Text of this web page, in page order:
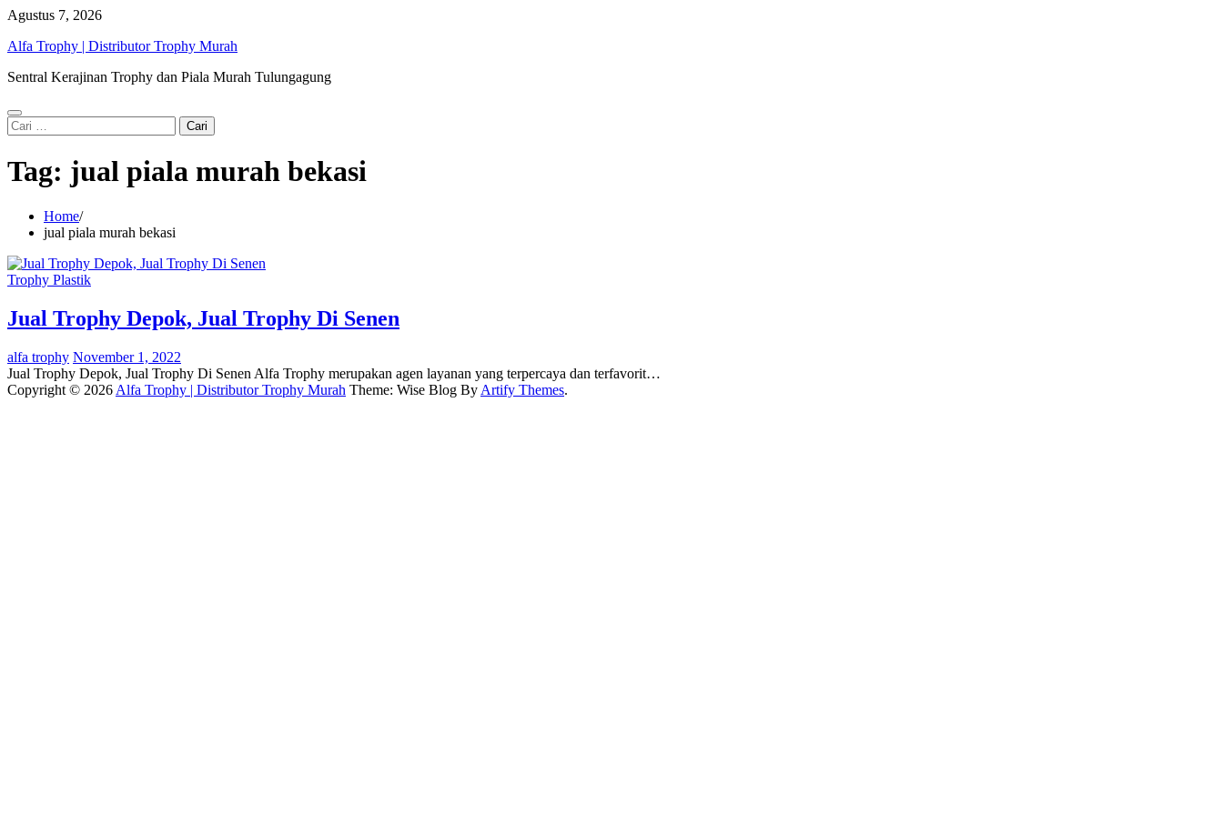
Skip
content
Agustus 7, 2026
Alfa Trophy | Distributor Trophy Murah
Sentral Kerajinan Trophy dan Piala Murah Tulungagung
Cari
untuk:
Tag: jual piala murah bekasi
Home
jual piala murah bekasi
Trophy Plastik
Jual Trophy Depok, Jual Trophy Di Senen
alfa trophy November 1, 2022
Jual Trophy Depok, Jual Trophy Di Senen Alfa Trophy merupakan agen layanan yang terpercaya dan terfavorit…
Copyright © 2026 Alfa Trophy | Distributor Trophy Murah Theme: Wise Blog By Artify Themes.